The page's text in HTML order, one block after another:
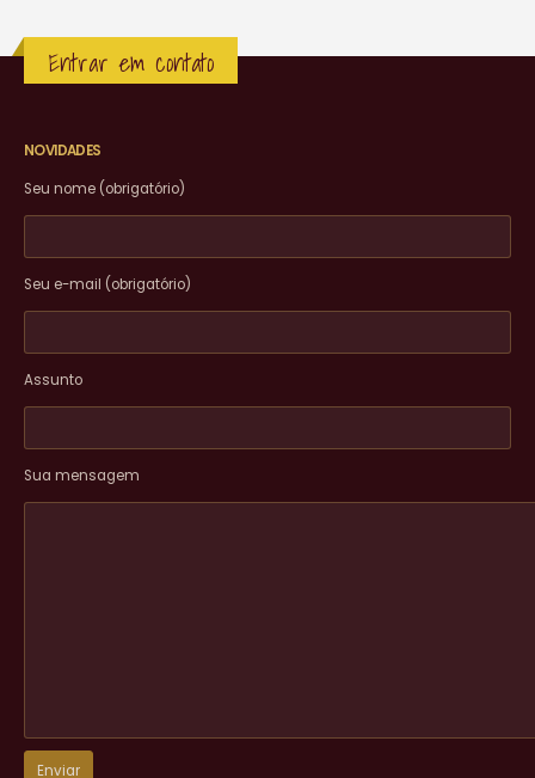
Entrar em contato
NOVIDADES
Seu nome (obrigatório)
Seu e-mail (obrigatório)
Assunto
Sua mensagem